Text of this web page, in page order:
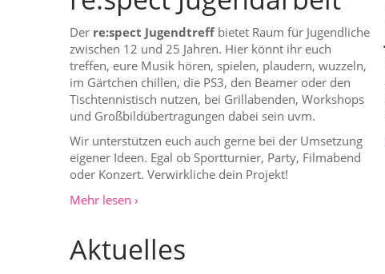
Der re:spect Jugendtreff bietet Raum für Jugendliche
zwischen 12 und 25 Jahren. Hier könnt ihr euch
treffen, eure Musik hören, spielen, plaudern, wuzzeln,
im Gärtchen chillen, die PS3, den Beamer oder den
Tischtennistisch nutzen, bei Grillabenden, Workshops
und Großbildübertragungen dabei sein uvm.
Wir unterstützen euch auch gerne bei der Umsetzung
eigener Ideen. Egal ob Sportturnier, Party, Filmabend
oder Konzert. Verwirkliche dein Projekt!
Mehr lesen ›
Aktuelles